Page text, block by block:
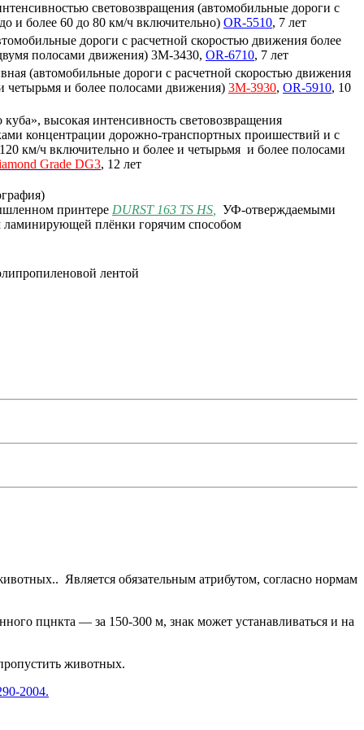
световозвращения (автомобильные дороги с
и более 60 до 80 км/ч включительно) OR-5510, 7 лет
дороги с расчетной скоростью движения более
полосами движения) 3M-3430, OR-6710, 7 лет
(автомобильные дороги с расчетной скоростью движения
четырьмя и более полосами движения) 3M-3930, OR-5910, 10
высокая интенсивность световозвращения
концентрации дорожно-транспортных проишествий и с
км/ч включительно и более и четырьмя и более полосами
Grade DG3, 12 лет
принтере DURST 163 TS HS
УФ-отверждаемыми
ламинирующей плёнки горячим способом
лентой
Является обязательным атрибутом, согласно нормам
пцнкта — за 150-300 м, знак может устанавливаться и на
животных.
2004.